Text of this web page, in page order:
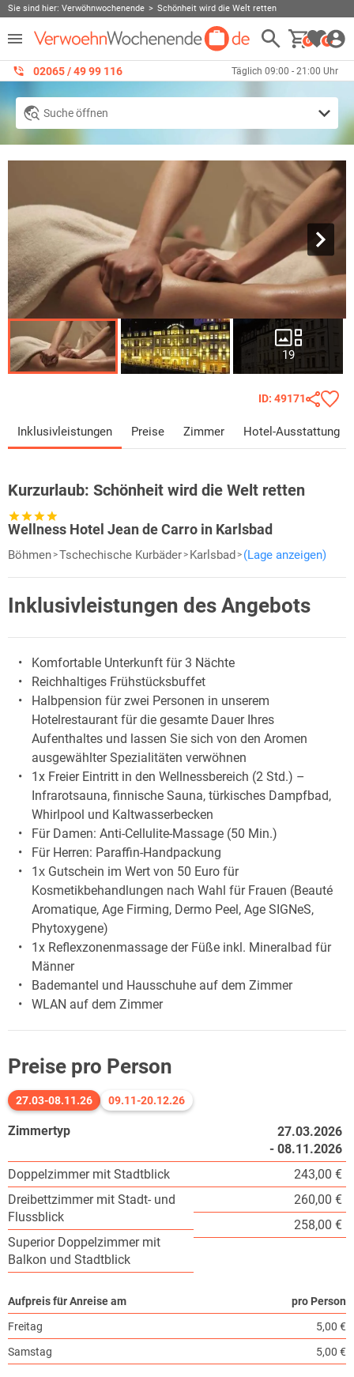
Sie sind hier: Verwöhnwochenende Schönheit wird die Welt retten
0 0
02065 / 49 ‌99 116 Täglich 09:00 - 21:00 Uhr
Suche öffnen
19
ID: 49171
Inklusivleistungen Preise Zimmer Hotel-Ausstattung
Kurzurlaub: Schönheit wird die Welt retten
Wellness Hotel Jean de Carro in Karlsbad
Böhmen Tschechische Kurbäder Karlsbad (Lage anzeigen)
Inklusivleistungen des Angebots
Komfortable Unterkunft für 3 Nächte
Reichhaltiges Frühstücksbuffet
Halbpension für zwei Personen in unserem
Hotelrestaurant für die gesamte Dauer Ihres
Aufenthaltes und lassen Sie sich von den Aromen
ausgewählter Spezialitäten verwöhnen
1x Freier Eintritt in den Wellnessbereich (2 Std.) –
Infrarotsauna, finnische Sauna, türkisches Dampfbad,
Whirlpool und Kaltwasserbecken
Für Damen: Anti-Cellulite-Massage (50 Min.)
Für Herren: Paraffin-Handpackung
1х Gutschein im Wert von 50 Euro für
Kosmetikbehandlungen nach Wahl für Frauen (Beauté
Aromatique, Age Firming, Dermo Peel, Age SIGNeS,
Phytoxygene)
1x Reflexzonenmassage der Füße inkl. Mineralbad für
Männer
Bademantel und Hausschuhe auf dem Zimmer
WLAN auf dem Zimmer
Preise pro Person
27.03-08.11.26 09.11-20.12.26
Zimmertyp
Doppelzimmer mit Stadtblick
Dreibettzimmer mit Stadt- und
Flussblick
Superior Doppelzimmer mit
Balkon und Stadtblick
27.03.2026
- 08.11.2026
243,00 €
260,00 €
258,00 €
Aufpreis für Anreise am
pro Person
Freitag
5,00 €
Samstag
5,00 €